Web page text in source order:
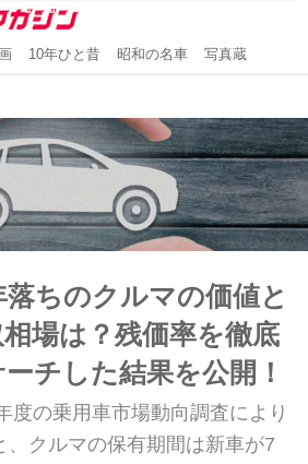
10年ひと昔 昭和の名車 写真蔵
落ちのクルマの価値と
相場は？残価率を徹底
ーチした結果を公開！
度の乗用車市場動向調査により
、クルマの保有期間は新車が7